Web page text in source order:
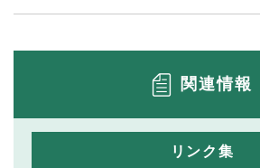
関連情報
リンク集